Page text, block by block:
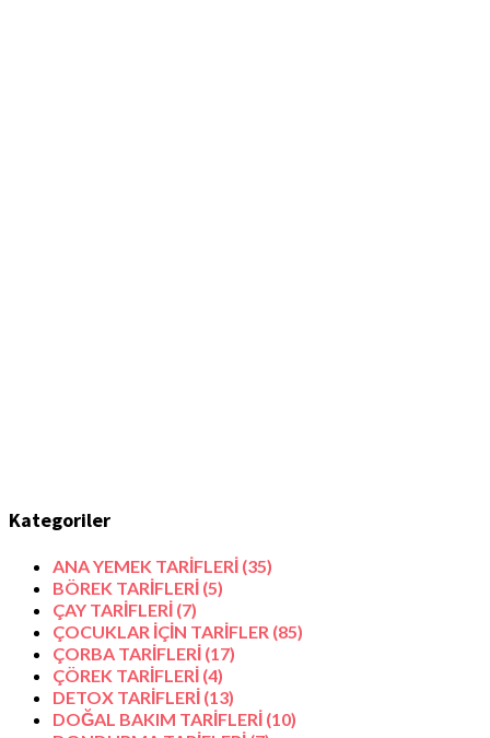
Kategoriler
ANA YEMEK TARİFLERİ (35)
BÖREK TARİFLERİ (5)
ÇAY TARİFLERİ (7)
ÇOCUKLAR İÇİN TARİFLER (85)
ÇORBA TARİFLERİ (17)
ÇÖREK TARİFLERİ (4)
DETOX TARİFLERİ (13)
DOĞAL BAKIM TARİFLERİ (10)